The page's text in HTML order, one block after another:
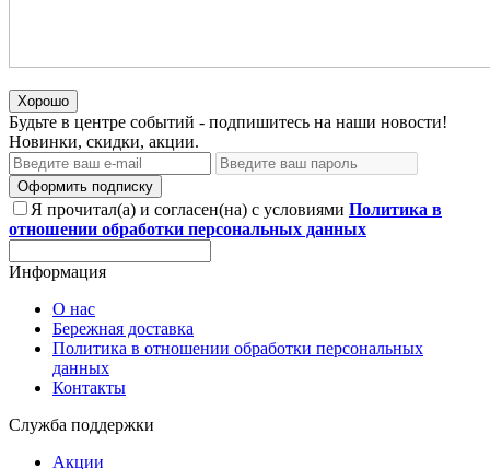
Хорошо
Будьте в центре событий - подпишитесь на наши новости!
Новинки, скидки, акции.
Оформить подписку
Я прочитал(а) и согласен(на) с условиями Политика в
отношении обработки персональных данных
Информация
О нас
Бережная доставка
Политика в отношении обработки персональных
данных
Контакты
Служба поддержки
Акции